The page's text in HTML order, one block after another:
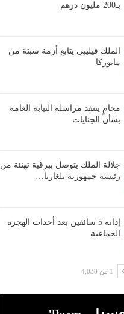
بـ200 مليون درهم
الملك فيليبي يتابع أزمة سبتة من
مايوركا
محامٍ ينتقد مراسلة النيابة العامة
بشأن الجنايات
جلالة الملك يتوصل ببرقية تهنئة من
رئيسة جمهورية بلغاريا…
إدانة 5 سائقين بعد أحداث الهجرة
الجماعية
1 من 4,038